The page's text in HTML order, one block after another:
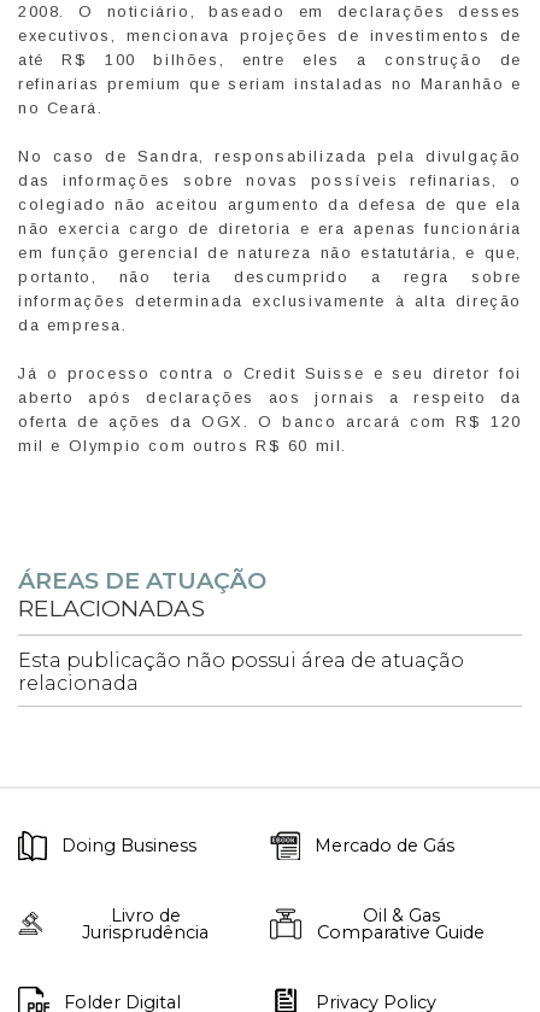
2008. O noticiário, baseado em declarações desses
executivos, mencionava projeções de investimentos de
até R$ 100 bilhões, entre eles a construção de
refinarias premium que seriam instaladas no Maranhão e
no Ceará.
No caso de Sandra, responsabilizada pela divulgação
das informações sobre novas possíveis refinarias, o
colegiado não aceitou argumento da defesa de que ela
não exercia cargo de diretoria e era apenas funcionária
em função gerencial de natureza não estatutária, e que,
portanto, não teria descumprido a regra sobre
informações determinada exclusivamente à alta direção
da empresa.
Já o processo contra o Credit Suisse e seu diretor foi
aberto após declarações aos jornais a respeito da
oferta de ações da OGX. O banco arcará com R$ 120
mil e Olympio com outros R$ 60 mil.
ÁREAS DE ATUAÇÃO
RELACIONADAS
Esta publicação não possui área de atuação
relacionada
Doing Business Mercado de Gás
Livro de
Jurisprudência
Oil & Gas
Comparative Guide
Folder Digital Privacy Policy